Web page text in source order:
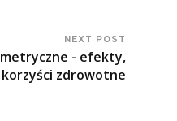
NEXT POST
- efekty,
zdrowotne